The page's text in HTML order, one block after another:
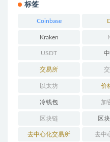
标签
Coinbase
Kraken
USDT
交易所
以太坊 价
冷钱包 加
区块链 区
去中心化交易所 去中